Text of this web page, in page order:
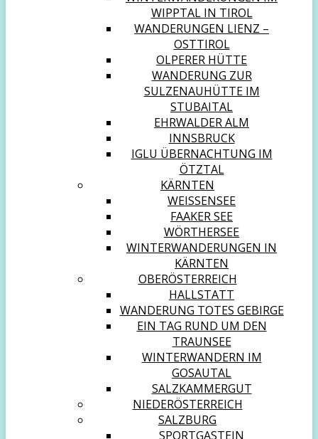
WIPPTAL IN TIROL
WANDERUNGEN LIENZ –
OSTTIROL
OLPERER HÜTTE
WANDERUNG ZUR
SULZENAUHÜTTE IM
STUBAITAL
EHRWALDER ALM
INNSBRUCK
IGLU ÜBERNACHTUNG IM
ÖTZTAL
KÄRNTEN
WEISSENSEE
FAAKER SEE
WÖRTHERSEE
WINTERWANDERUNGEN IN
KÄRNTEN
OBERÖSTERREICH
HALLSTATT
WANDERUNG TOTES GEBIRGE
EIN TAG RUND UM DEN
TRAUNSEE
WINTERWANDERN IM
GOSAUTAL
SALZKAMMERGUT
NIEDERÖSTERREICH
SALZBURG
SPORTGASTEIN